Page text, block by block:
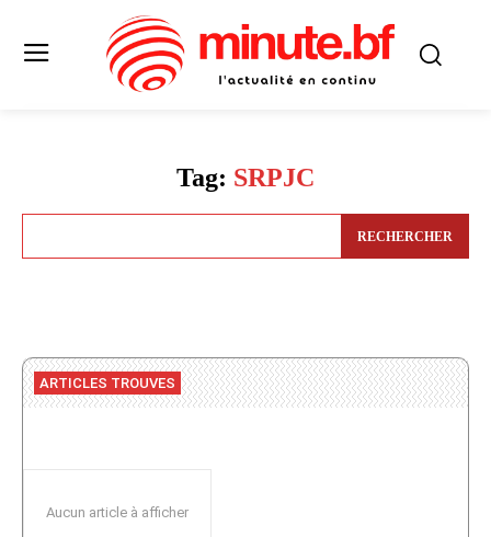
Tag: SRPJC
RECHERCHER
ARTICLES TROUVES
Aucun article à afficher